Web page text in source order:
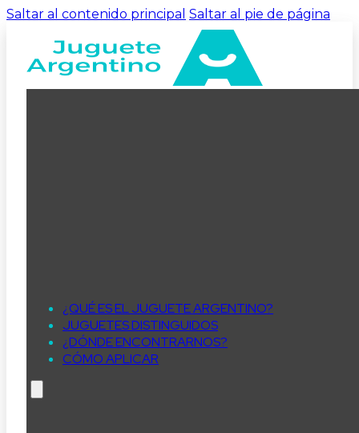
Saltar al contenido principal Saltar al pie de página
¿QUÉ ES EL JUGUETE ARGENTINO?
JUGUETES DISTINGUIDOS
¿DÓNDE ENCONTRARNOS?
CÓMO APLICAR